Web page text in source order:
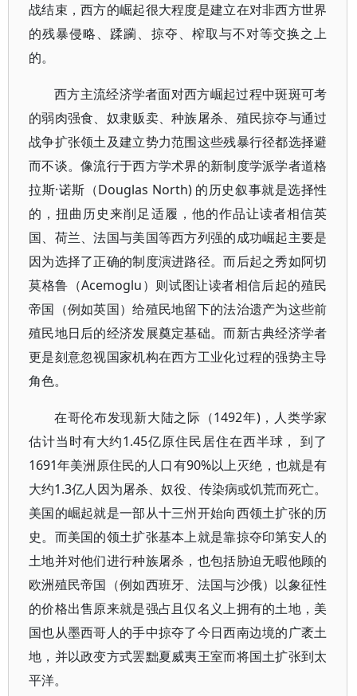
战结束，西方的崛起很大程度是建立在对非西方世界
的残暴侵略、蹂躏、掠夺、榨取与不对等交换之上
的。
西方主流经济学者面对西方崛起过程中斑斑可考
的弱肉强食、奴隶贩卖、种族屠杀、殖民掠夺与通过
战争扩张领土及建立势力范围这些残暴行径都选择避
而不谈。像流行于西方学术界的新制度学派学者道格
拉斯·诺斯（Douglas North) 的历史叙事就是选择性
的，扭曲历史来削足适履，他的作品让读者相信英
国、荷兰、法国与美国等西方列强的成功崛起主要是
因为选择了正确的制度演进路径。而后起之秀如阿切
莫格鲁（Acemoglu）则试图让读者相信后起的殖民
帝国（例如英国）给殖民地留下的法治遗产为这些前
殖民地日后的经济发展奠定基础。而新古典经济学者
更是刻意忽视国家机构在西方工业化过程的强势主导
角色。
在哥伦布发现新大陆之际（1492年)，人类学家
估计当时有大约1.45亿原住民居住在西半球， 到了
1691年美洲原住民的人口有90%以上灭绝，也就是有
大约1.3亿人因为屠杀、奴役、传染病或饥荒而死亡。
美国的崛起就是一部从十三州开始向西领土扩张的历
史。而美国的领土扩张基本上就是靠掠夺印第安人的
土地并对他们进行种族屠杀，也包括胁迫无暇他顾的
欧洲殖民帝国（例如西班牙、法国与沙俄）以象征性
的价格出售原来就是强占且仅名义上拥有的土地，美
国也从墨西哥人的手中掠夺了今日西南边境的广袤土
地，并以政变方式罢黜夏威夷王室而将国土扩张到太
平洋。